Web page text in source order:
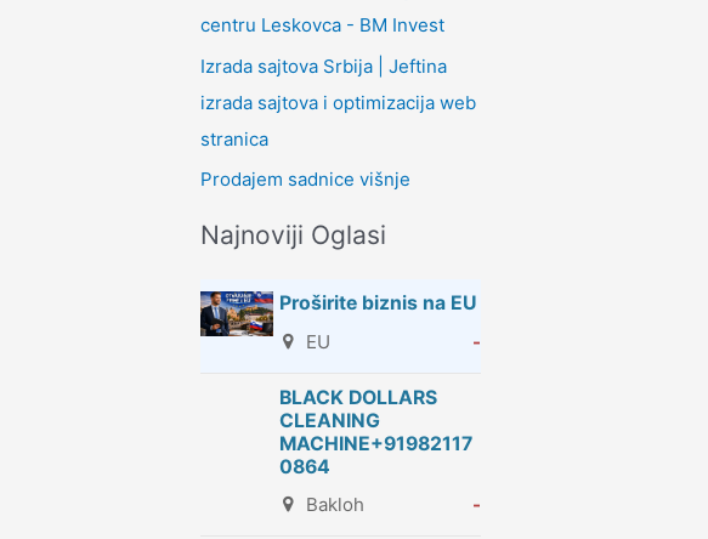
centru Leskovca - BM Invest
Izrada sajtova Srbija | Jeftina
izrada sajtova i optimizacija web
stranica
Prodajem sadnice višnje
Najnoviji Oglasi
Proširite biznis na EU
EU
-
BLACK DOLLARS
CLEANING
MACHINE+91982117
0864
Bakloh
-